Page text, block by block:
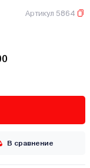
Артикул 5864
В сравнение